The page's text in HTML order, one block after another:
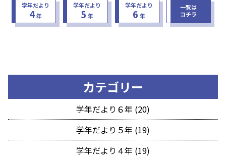
学年だより
4年
学年だより
5 年
学年だより
6 年
一覧は
コチラ
カテゴリー
学年だより６年 (20)
学年だより５年 (19)
学年だより４年 (19)